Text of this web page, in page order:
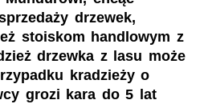
drzewek,
stoiskom handlowym z
drzewka z lasu może
kradzieży o
grozi kara do 5 lat